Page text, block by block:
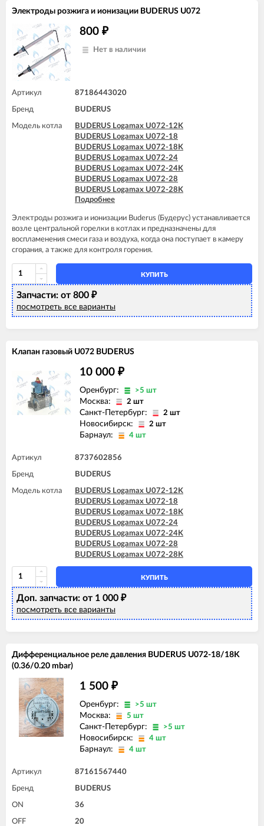
Электроды розжига и ионизации BUDERUS U072
800 ₽
Нет в наличии
Артикул 87186443020
Бренд BUDERUS
Модель котла
BUDERUS Logamax U072-12K
BUDERUS Logamax U072-18
BUDERUS Logamax U072-18K
BUDERUS Logamax U072-24
BUDERUS Logamax U072-24K
BUDERUS Logamax U072-28
BUDERUS Logamax U072-28K
BUDERUS Logamax U072-35
Подробнее
Электроды розжига и ионизации Buderus (Будерус) устанавливается
возле центральной горелки в котлах и предназначены для
воспламенения смеси газа и воздуха, когда она поступает в камеру
сгорания, а также для контроля горения.
КУПИТЬ
Запчасти: от 800 ₽
посмотреть все варианты
Клапан газовый U072 BUDERUS
10 000 ₽
Оренбург: >5 шт
Москва: 2 шт
Санкт-Петербург: 2 шт
Новосибирск: 2 шт
Барнаул: 4 шт
Артикул 8737602856
Бренд BUDERUS
Модель котла
BUDERUS Logamax U072-12K
BUDERUS Logamax U072-18
BUDERUS Logamax U072-18K
BUDERUS Logamax U072-24
BUDERUS Logamax U072-24K
BUDERUS Logamax U072-28
BUDERUS Logamax U072-28K
КУПИТЬ
Доп. запчасти: от 1 000 ₽
посмотреть все варианты
Дифференциальное реле давления BUDERUS U072-18/18K
(0.36/0.20 mbar)
1 500 ₽
Оренбург: >5 шт
Москва: 5 шт
Санкт-Петербург: >5 шт
Новосибирск: 4 шт
Барнаул: 4 шт
Артикул 87161567440
Бренд BUDERUS
ON 36
OFF 20